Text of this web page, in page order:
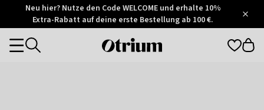
Otrium
Trustpilot
Neu hier? Nutze den Code WELCOME und erhalte 10%
Extra-Rabatt auf deine erste Bestellung ab 100 €.
Otrium
Categories